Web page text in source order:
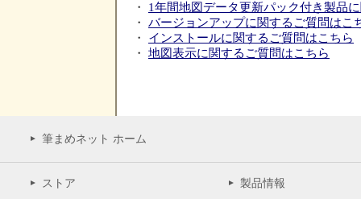
・ 1年間地図データ更新パック付き製品
・ バージョンアップに関するご質問はこ
・ インストールに関するご質問はこちら
・ 地図表示に関するご質問はこちら
筆まめネット ホーム
ストア 製品情報